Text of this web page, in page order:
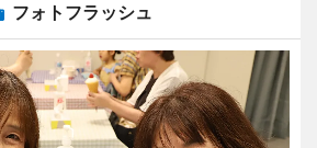
フォトフラッシュ